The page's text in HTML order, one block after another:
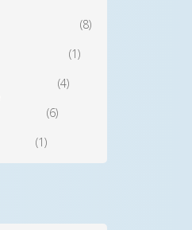
(8)
(1)
(4)
(6)
(1)